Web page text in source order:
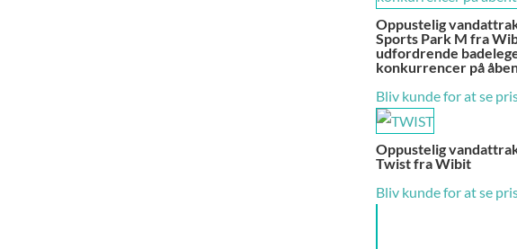
Oppustelig
Sports Park M fra
udfordrende
konkurrencer på
Bliv kunde for at se
Oppustelig
Twist fra Wibit
Bliv kunde for at se